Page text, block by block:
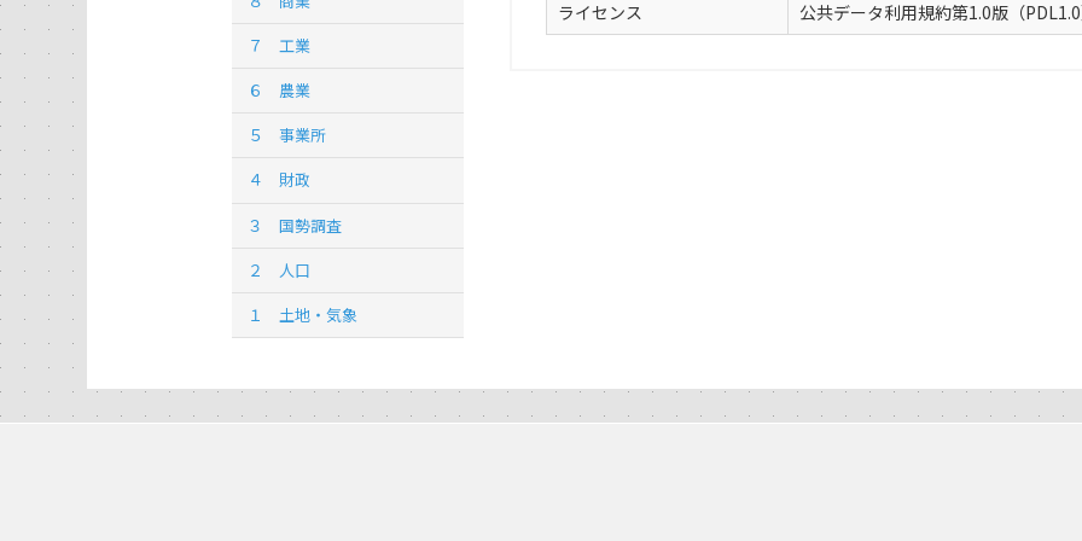
ライセンス 公共データ利用規約第1.0版（
７ 工業
６ 農業
５ 事業所
４ 財政
３ 国勢調査
２ 人口
１ 土地・気象